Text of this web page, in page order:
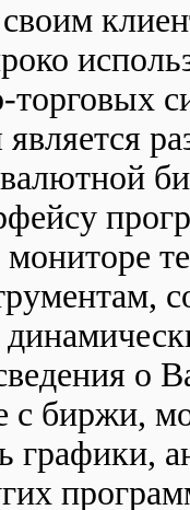
торговых
мониторе
о
с биржи,
графики,